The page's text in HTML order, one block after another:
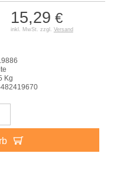
15,29 €
inkl. MwSt. zzgl. Versand
Kg